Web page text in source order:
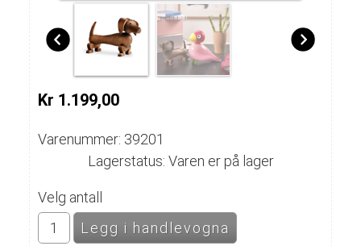
Kr 1.199,00
Varenummer: 39201
Lagerstatus: Varen er på lager
Velg antall